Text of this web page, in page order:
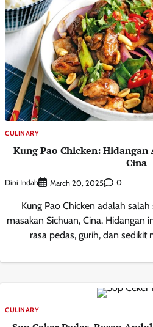
CULINARY
Kung Pao Chicken: Hidangan
Cina
Dini Indah March 20, 2025 0
Kung Pao Chicken adalah
masakan Sichuan, Cina. Hidangan
rasa pedas, gurih, dan
CULINARY